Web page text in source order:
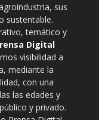
sus
sustentable.
temático y
Digital
visibilidad a
mediante la
con una
las edades y
y privado.